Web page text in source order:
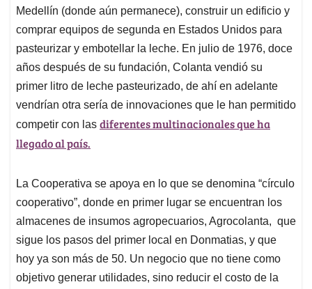
Medellín (donde aún permanece), construir un edificio y
comprar equipos de segunda en Estados Unidos para
pasteurizar y embotellar la leche. En julio de 1976, doce
años después de su fundación, Colanta vendió su
primer litro de leche pasteurizado, de ahí en adelante
vendrían otra sería de innovaciones que le han permitido
competir con las diferentes multinacionales que ha
llegado al país.
La Cooperativa se apoya en lo que se denomina “círculo
cooperativo”, donde en primer lugar se encuentran los
almacenes de insumos agropecuarios, Agrocolanta, que
sigue los pasos del primer local en Donmatias, y que
hoy ya son más de 50. Un negocio que no tiene como
objetivo generar utilidades, sino reducir el costo de la